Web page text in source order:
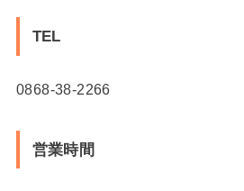
TEL
0868-38-2266
営業時間